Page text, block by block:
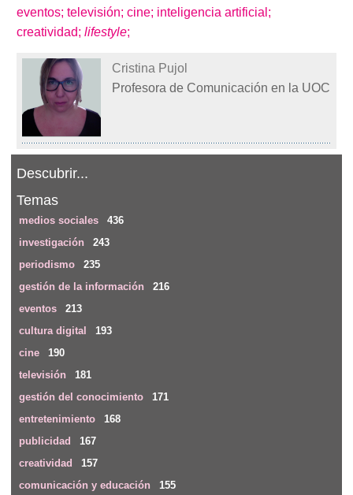
eventos; televisión; cine; inteligencia artificial;
creatividad; lifestyle;
Cristina Pujol
Profesora de Comunicación en la UOC
Descubrir...
Temas
medios sociales
436
investigación
243
periodismo
235
gestión de la información
216
eventos
213
cultura digital
193
cine
190
televisión
181
gestión del conocimiento
171
entretenimiento
168
publicidad
167
creatividad
157
comunicación y educación
155